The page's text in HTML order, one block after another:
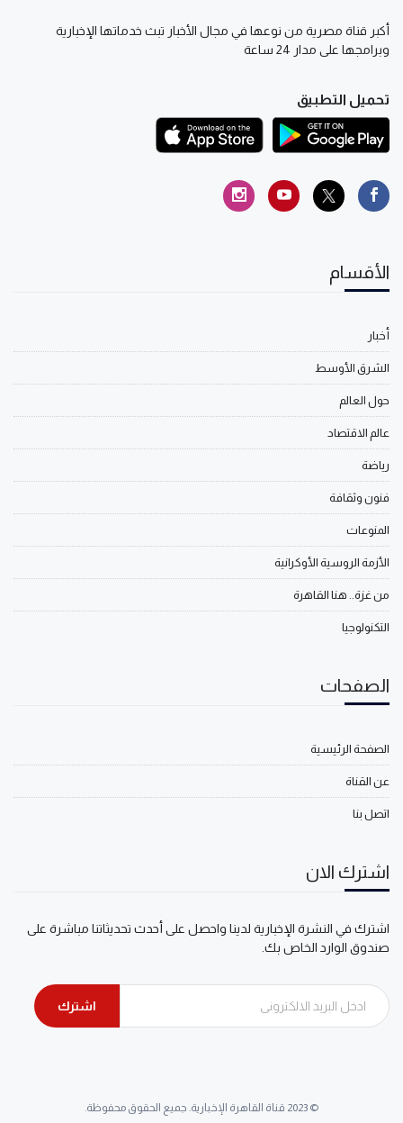
أكبر قناة مصرية من نوعها في مجال الأخبار تبث خدماتها الإخبارية
وبرامجها على مدار 24 ساعة
تحميل التطبيق
الأقسام
أخبار
الشرق الأوسط
حول العالم
عالم الاقتصاد
رياضة
فنون وثقافة
المنوعات
الأزمة الروسية الأوكرانية
من غزة.. هنا القاهرة
التكنولوجيا
الصفحات
الصفحة الرئيسية
عن القناة
اتصل بنا
اشترك الان
اشترك في النشرة الإخبارية لدينا واحصل على أحدث تحديثاتنا مباشرة على
صندوق الوارد الخاص بك.
اشترك
© 2023 قناة القاهرة الإخبارية. جميع الحقوق محفوظة.